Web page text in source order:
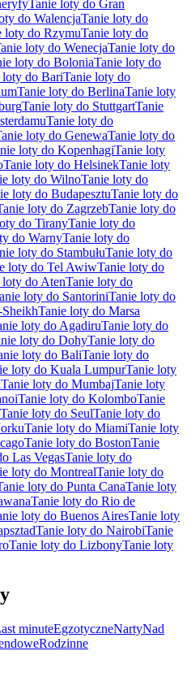
Tanie loty do Gran
do WalencjaTanie loty do
loty do RzymuTanie loty do
loty do WenecjaTanie loty do
loty do BoloniaTanie loty do
loty do BariTanie loty do
Tanie loty do BerlinaTanie loty
Tanie loty do StuttgartTanie
Tanie loty do
loty do GenewaTanie loty do
loty do KopenhagiTanie loty
Tanie loty do HelsinekTanie loty
loty do WilnoTanie loty do
loty do BudapesztuTanie loty do
loty do ZagrzebTanie loty do
do TiranyTanie loty do
do WarnyTanie loty do
loty do StambułuTanie loty do
loty do Tel AwiwTanie loty do
loty do AtenTanie loty do
loty do SantoriniTanie loty do
Tanie loty do Marsa
loty do AgadiruTanie loty do
loty do DohyTanie loty do
loty do BaliTanie loty do
loty do Kuala LumpurTanie loty
Tanie loty do MumbajTanie loty
Tanie loty do KolomboTanie
Tanie loty do SeulTanie loty do
Tanie loty do MiamiTanie loty
Tanie loty do BostonTanie
Las VegasTanie loty do
loty do MontrealTanie loty do
loty do Punta CanaTanie loty
Tanie loty do Rio de
loty do Buenos AiresTanie loty
Tanie loty do NairobiTanie
Tanie loty do LizbonyTanie loty
minuteEgzotyczneNartyNad
Rodzinne